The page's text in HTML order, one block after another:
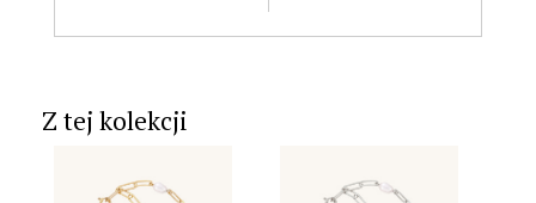
Z tej kolekcji